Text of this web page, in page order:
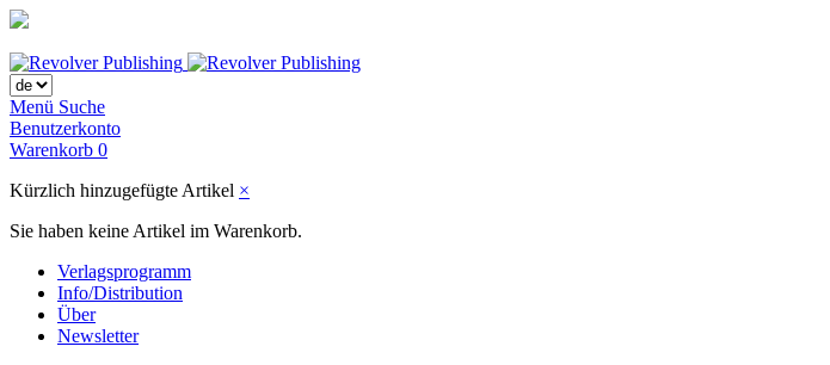
Menü Suche
Benutzerkonto
Warenkorb 0
Kürzlich hinzugefügte Artikel ×
Sie haben keine Artikel im Warenkorb.
Verlagsprogramm
Info/Distribution
Über
Newsletter